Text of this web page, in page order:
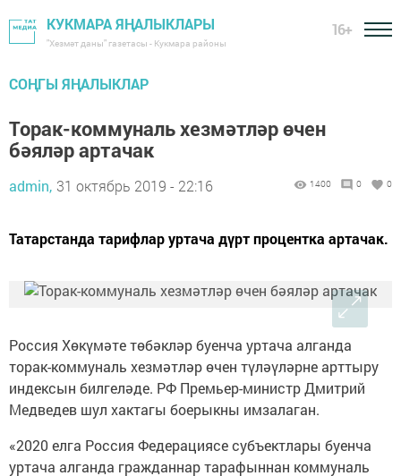
КУКМАРА ЯҢАЛЫКЛАРЫ
"Хезмәт даны" газетасы - Кукмара районы
16+
СОҢГЫ ЯҢАЛЫКЛАР
Торак-коммуналь хезмәтләр өчен
бәяләр артачак
admin, 31 октябрь 2019 - 22:16 1400 0 0
Татарстанда тарифлар уртача дүрт процентка артачак.
Россия Хөкүмәте төбәкләр буенча уртача алганда
торак-коммуналь хезмәтләр өчен түләүләрне арттыру
индексын билгеләде. РФ Премьер-министр Дмитрий
Медведев шул хактагы боерыкны имзалаган.
«2020 елга Россия Федерациясе субъектлары буенча
уртача алганда гражданнар тарафыннан коммуналь